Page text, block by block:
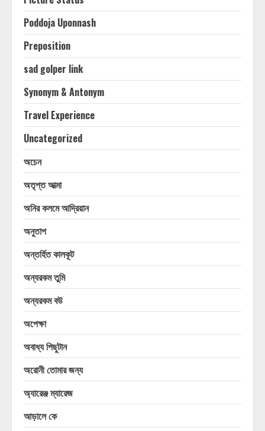
Poddoja Uponnash
Preposition
sad golper link
Synonym & Antonym
Travel Experience
Uncategorized
অচেন
অতৃপ্ত আত্মা
অনির কলমে আদ্রিয়ান
অনুতাপ
অন্তর্হিত কালকূট
অন্যরকম তুমি
অন্যরকম বউ
অপেক্ষা
অবাধ্য পিছুটান
অরোনী তোমার জন্য
অ্যারেঞ্জ ম্যারেজ
আড়ালে কে